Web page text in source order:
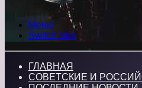
Меню
Switch skin
ГЛАВНАЯ
СОВЕТСКИЕ И